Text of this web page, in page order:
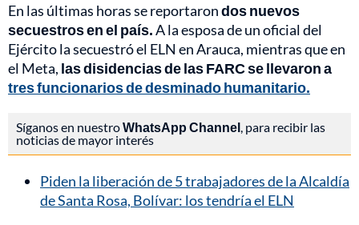
En las últimas horas se reportarondos nuevos
secuestros en el país.A la esposa de un oficial del
Ejército la secuestró el ELN en Arauca, mientras que en
el Meta, las disidencias de las FARC se llevaron a
tres funcionarios de desminado humanitario.
Síganos en nuestroWhatsApp Channel , para recibir las
noticias de mayor interés
Piden la liberación de 5 trabajadores de la Alcaldía
de Santa Rosa, Bolívar: los tendría el ELN